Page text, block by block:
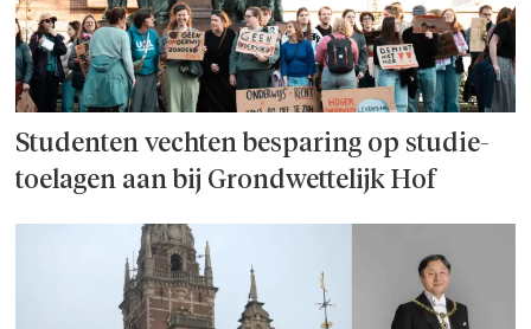
Studenten vechten besparing op studie­
toelagen aan bij Grondwettelijk Hof